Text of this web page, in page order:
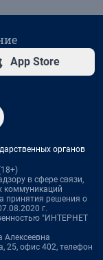
App Store
органов
в сфере связи,
коммуникаций
принятия решения о
г.
"ИНТЕРНЕТ
Алексеевна
25, офис 402, телефон